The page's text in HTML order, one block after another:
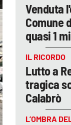
Venduta
Comune
quasi 1
IL RICORDO
Lutto a
tragica
Calabrò
L’OMBRA